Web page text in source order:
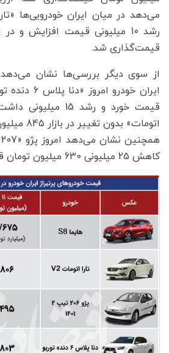
قیمت‌گذاری شد.
از سوی دیگر بررسی‌ها نشان می‌دهد
قیمت خورد و رشد 15
اتومات»
کاهش 25 میلیونی 630 میلیون تومان قیمت‌گذاری شد.